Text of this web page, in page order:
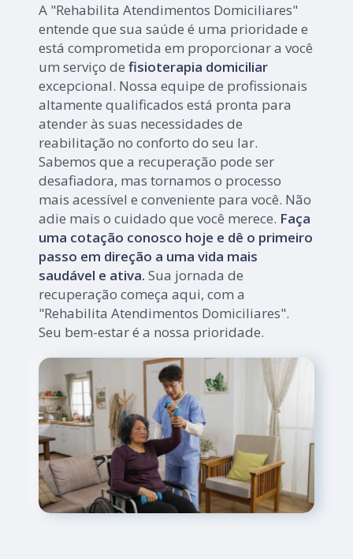
A "Rehabilita Atendimentos Domiciliares"
entende que sua saúde é uma prioridade e
está comprometida em proporcionar a você
um serviço defisioterapia domiciliar
excepcional. Nossa equipe de profissionais
altamente qualificados está pronta para
atender às suas necessidades de
reabilitação no conforto do seu lar.
Sabemos que a recuperação pode ser
desafiadora, mas tornamos o processo
mais acessível e conveniente para você. Não
adie mais o cuidado que você merece. Faça
uma cotação conosco hoje e dê o primeiro
passo em direção a uma vida mais
saudável e ativa. Sua jornada de
recuperação começa aqui, com a
"Rehabilita Atendimentos Domiciliares".
Seu bem-estar é a nossa prioridade.